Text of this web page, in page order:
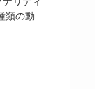
類の動